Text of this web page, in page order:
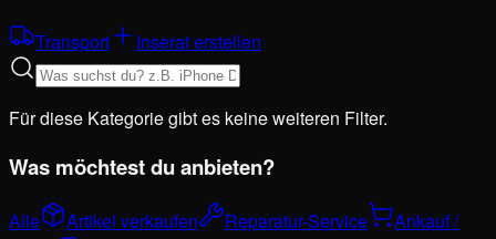
Transport Inserat erstellen
Für diese Kategorie gibt es keine weiteren Filter.
Was möchtest du anbieten?
Alle Artikel verkaufen Reparatur-Service
Ankauf /